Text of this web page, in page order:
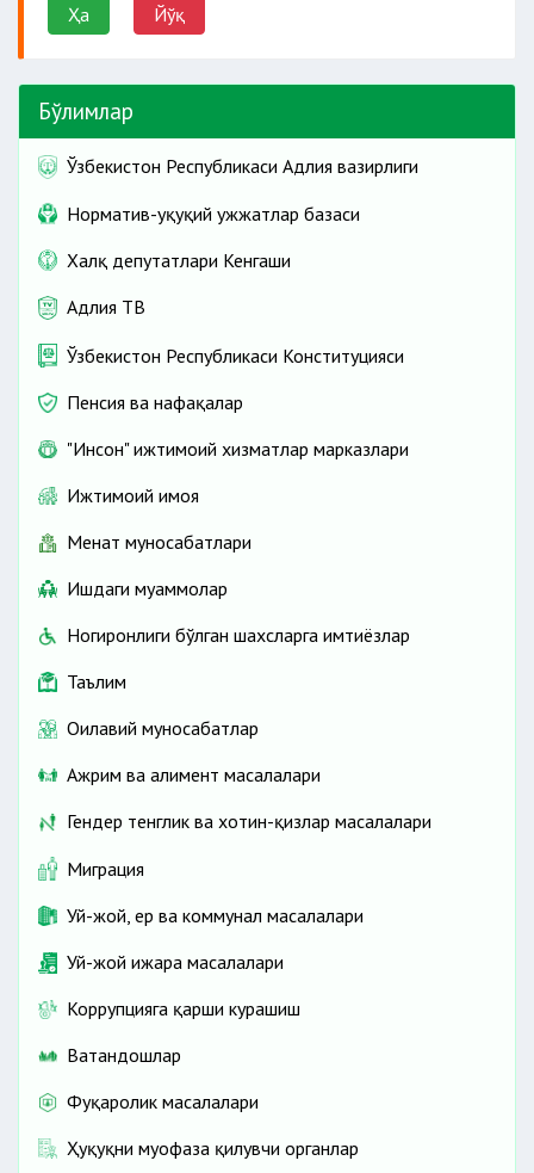
Ҳа Йўқ
Бўлимлар
Ўзбекистон Республикаси Адлия вазирлиги
Норматив-ҳуқуқий ҳужжатлар базаси
Халқ депутатлари Кенгаши
Адлия ТВ
Ўзбекистон Республикаси Конституцияси
Пенсия ва нафақалар
"Инсон" ижтимоий хизматлар марказлари
Ижтимоий ҳимоя
Меҳнат муносабатлари
Ишдаги муаммолар
Ногиронлиги бўлган шахсларга имтиёзлар
Таълим
Оилавий муносабатлар
Ажрим ва алимент масалалари
Гендер тенглик ва хотин-қизлар масалалари
Миграция
Уй-жой, ер ва коммунал масалалари
Уй-жой ижара масалалари
Коррупцияга қарши курашиш
Ватандошлар
Фуқаролик масалалари
Ҳуқуқни муҳофаза қилувчи органлар